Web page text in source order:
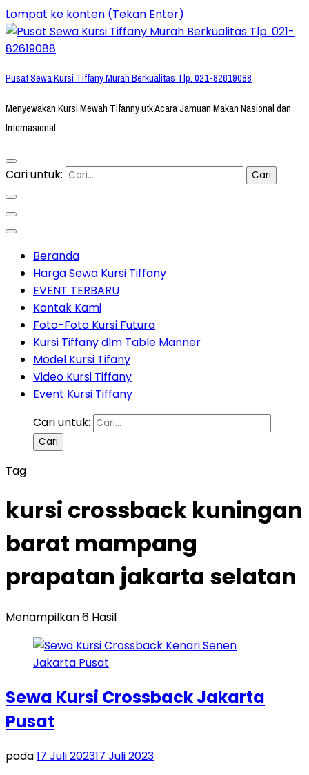
Lompat ke konten (Tekan Enter)
Pusat Sewa Kursi Tiffany Murah Berkualitas Tlp. 021-82619088
Menyewakan Kursi Mewah Tifanny utk Acara Jamuan Makan Nasional dan
Internasional
Cari untuk:
Beranda
Harga Sewa Kursi Tiffany
EVENT TERBARU
Kontak Kami
Foto-Foto Kursi Futura
Kursi Tiffany dlm Table Manner
Model Kursi Tifany
Video Kursi Tiffany
Event Kursi Tiffany
Cari untuk:
Tag
kursi crossback kuningan
barat mampang
prapatan jakarta selatan
Menampilkan 6 Hasil
Sewa Kursi Crossback Jakarta
Pusat
pada17 Juli 202317 Juli 2023